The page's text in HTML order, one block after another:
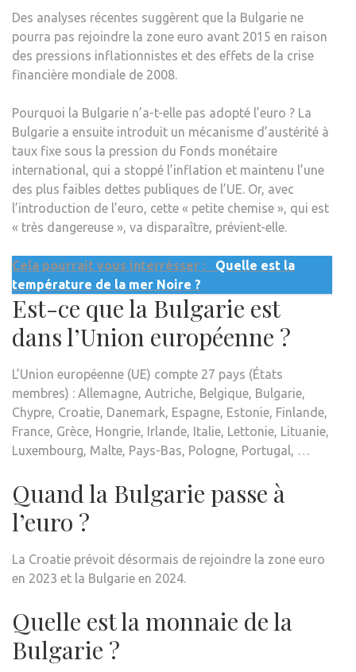
Des analyses récentes suggèrent que la Bulgarie ne
pourra pas rejoindre la zone euro avant 2015 en raison
des pressions inflationnistes et des effets de la crise
financière mondiale de 2008.
Pourquoi la Bulgarie n’a-t-elle pas adopté l’euro ? La
Bulgarie a ensuite introduit un mécanisme d’austérité à
taux fixe sous la pression du Fonds monétaire
international, qui a stoppé l’inflation et maintenu l’une
des plus faibles dettes publiques de l’UE. Or, avec
l’introduction de l’euro, cette « petite chemise », qui est
« très dangereuse », va disparaître, prévient-elle.
Cela pourrait vous interrésser :
Quelle est la
température de la mer Noire ?
Est-ce que la Bulgarie est
dans l’Union européenne ?
L’Union européenne (UE) compte 27 pays (États
membres) : Allemagne, Autriche, Belgique, Bulgarie,
Chypre, Croatie, Danemark, Espagne, Estonie, Finlande,
France, Grèce, Hongrie, Irlande, Italie, Lettonie, Lituanie,
Luxembourg, Malte, Pays-Bas, Pologne, Portugal, …
Quand la Bulgarie passe à
l’euro ?
La Croatie prévoit désormais de rejoindre la zone euro
en 2023 et la Bulgarie en 2024.
Quelle est la monnaie de la
Bulgarie ?